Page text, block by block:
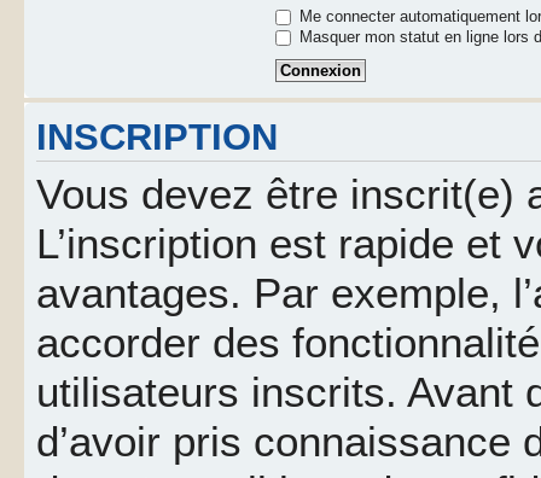
Me connecter automatiquement
Masquer mon statut en ligne lors
INSCRIPTION
Vous devez être inscrit(e)
L’inscription est rapide et
avantages. Par exemple,
accorder des
utilisateurs inscrits. Avant
d’avoir pris connaissance